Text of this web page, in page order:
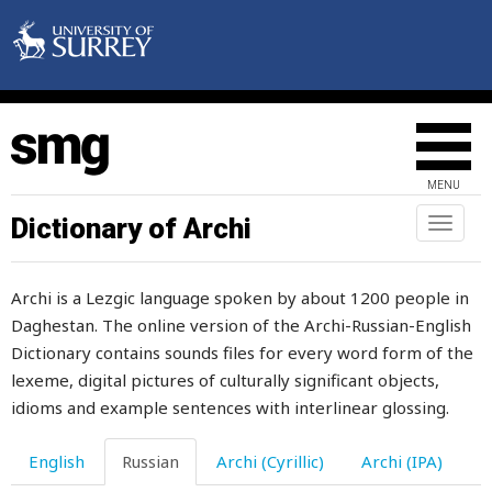
MENU
Toggle
Dictionary of Archi
Archi is a Lezgic language spoken by about 1200 people in
Daghestan. The online version of the Archi-Russian-English
Dictionary contains sounds files for every word form of the
lexeme, digital pictures of culturally significant objects,
idioms and example sentences with interlinear glossing.
English Russian Archi (Cyrillic) Archi (IPA)
конец
конечность
конопля
контакты
контроль
конфета
конфорка